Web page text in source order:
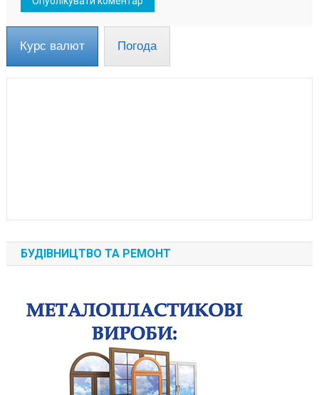
Курс валют Погода
БУДІВНИЦТВО ТА РЕМОНТ